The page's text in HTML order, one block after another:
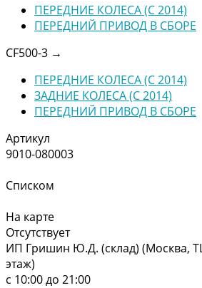
ПЕРЕДНИЕ КОЛЕСА (C 2014)
ПЕРЕДНИЙ ПРИВОД В СБОРЕ
CF500-3 →
ПЕРЕДНИЕ КОЛЕСА (C 2014)
ЗАДНИЕ КОЛЕСА (C 2014)
ПЕРЕДНИЙ ПРИВОД В СБОРЕ
Артикул
9010-080003
Списком
На карте
Отсутствует
ИП Гришин Ю.Д. (склад) (Москва,
этаж)
с 10:00 до 21:00